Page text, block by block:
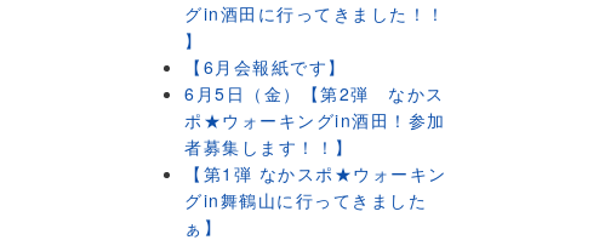
グin酒田に行ってきました！！
】
【6月会報紙です】
6月5日（金）【第2弾 なかス
ポ★ウォーキングin酒田！参加
者募集します！！】
【第1弾 なかスポ★ウォーキン
グin舞鶴山に行ってきました
ぁ】